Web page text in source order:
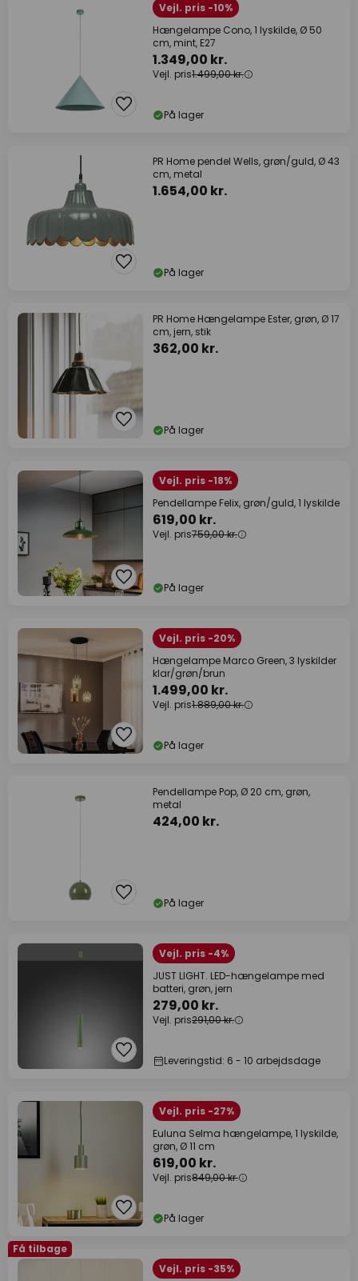
Vejl. pris -10%
Hængelampe Cono, 1 lyskilde, Ø 50
cm, mint, E27
1.349,00 kr.
Vejl. pris1.499,00 kr.
På lager
PR Home pendel Wells, grøn/guld, Ø 43
cm, metal
1.654,00 kr.
På lager
PR Home Hængelampe Ester, grøn, Ø 17
cm, jern, stik
362,00 kr.
På lager
Vejl. pris -18%
Pendellampe Felix, grøn/guld, 1 lyskilde
619,00 kr.
Vejl. pris759,00 kr.
På lager
Vejl. pris -20%
Hængelampe Marco Green, 3 lyskilder
klar/grøn/brun
1.499,00 kr.
Vejl. pris1.889,00 kr.
På lager
Pendellampe Pop, Ø 20 cm, grøn,
metal
424,00 kr.
På lager
Vejl. pris -4%
JUST LIGHT. LED-hængelampe med
batteri, grøn, jern
279,00 kr.
Vejl. pris291,00 kr.
Leveringstid: 6 - 10 arbejdsdage
Vejl. pris -27%
Euluna Selma hængelampe, 1 lyskilde,
grøn, Ø 11 cm
619,00 kr.
Vejl. pris849,00 kr.
På lager
Få tilbage
Vejl. pris -35%